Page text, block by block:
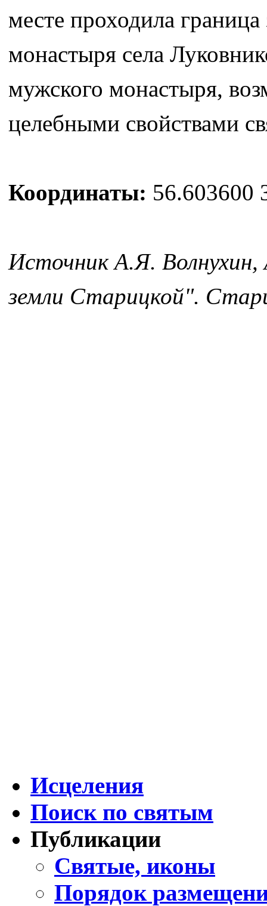
месте проходила
монастыря села
мужского монастыря,
целебными свойствами
Координаты: 56.603600
Источник А.Я.
земли Старицкой".
Исцеления
Поиск по святым
Публикации
Святые, иконы
Порядок